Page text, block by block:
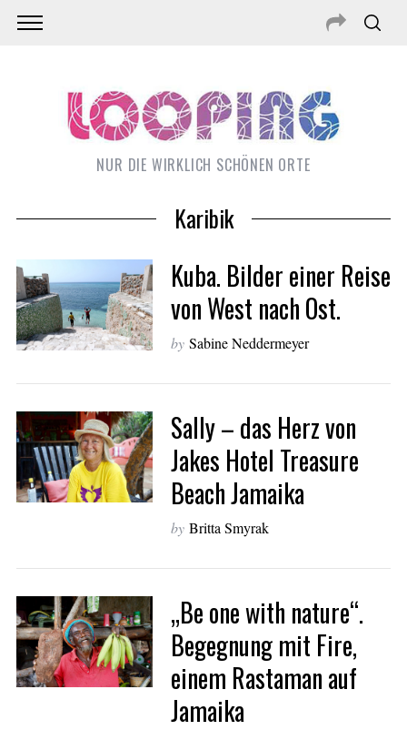
NUR DIE WIRKLICH SCHÖNEN ORTE
Karibik
Kuba. Bilder einer Reise
von West nach Ost.
by Sabine Neddermeyer
Sally – das Herz von
Jakes Hotel Treasure
Beach Jamaika
by Britta Smyrak
„Be one with nature“.
Begegnung mit Fire,
einem Rastaman auf
Jamaika